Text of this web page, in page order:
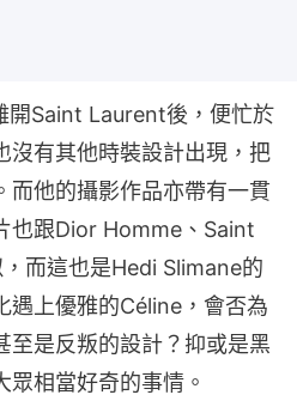
開Saint Laurent後，便忙於
沒有其他時裝設計出現，把
而他的攝影作品亦帶有一貫
也跟Dior Homme、Saint
而這也是Hedi Slimane的
遇上優雅的Céline，會否為
至是反叛的設計？抑或是黑
眾相當好奇的事情。